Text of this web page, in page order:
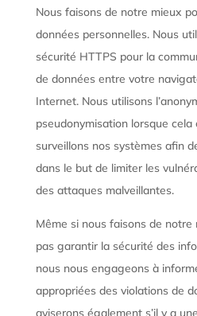
Nous faisons de notre mieux
données personnelles. Nous
sécurité HTTPS pour la
de données entre votre
Internet. Nous utilisons
pseudonymisation lorsque cela
surveillons nos systèmes afin
dans le but de limiter les
des attaques malveillantes.
Même si nous faisons de notre
pas garantir la sécurité des
nous nous engageons à
appropriées des violations de
aviserons également s’il y a